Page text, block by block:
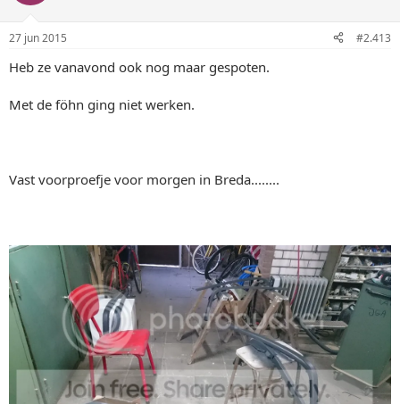
27 jun 2015 #2.413
Heb ze vanavond ook nog maar gespoten.
Met de föhn ging niet werken.
Vast voorproefje voor morgen in Breda........